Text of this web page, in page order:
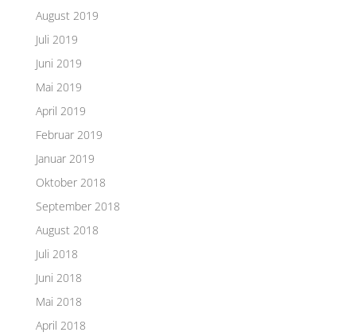
August 2019
Juli 2019
Juni 2019
Mai 2019
April 2019
Februar 2019
Januar 2019
Oktober 2018
September 2018
August 2018
Juli 2018
Juni 2018
Mai 2018
April 2018